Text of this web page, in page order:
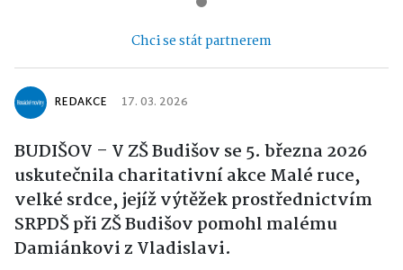
Chci se stát partnerem
REDAKCE 17. 03. 2026
BUDIŠOV – V ZŠ Budišov se 5. března 2026
uskutečnila charitativní akce Malé ruce,
velké srdce, jejíž výtěžek prostřednictvím
SRPDŠ při ZŠ Budišov pomohl malému
Damiánkovi z Vladislavi.